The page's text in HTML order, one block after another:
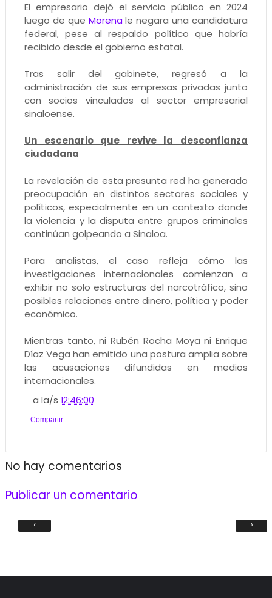
El empresario dejó el servicio público en 2024
luego de que Morenale negara una candidatura
federal, pese al respaldo político que habría
recibido desde el gobierno estatal.
Tras salir del gabinete, regresó a la
administración de sus empresas privadas junto
con socios vinculados al sector empresarial
sinaloense.
Un escenario que revive la desconfianza
ciudadana
La revelación de esta presunta red ha generado
preocupación en distintos sectores sociales y
políticos, especialmente en un contexto donde
la violencia y la disputa entre grupos criminales
continúan golpeando a Sinaloa.
Para analistas, el caso refleja cómo las
investigaciones internacionales comienzan a
exhibir no solo estructuras del narcotráfico, sino
posibles relaciones entre dinero, política y poder
económico.
Mientras tanto, ni Rubén Rocha Moya ni Enrique
Díaz Vega han emitido una postura amplia sobre
las acusaciones difundidas en medios
internacionales.
a la/s12:46:00
Compartir
No hay comentarios
Publicar un comentario
‹ ›